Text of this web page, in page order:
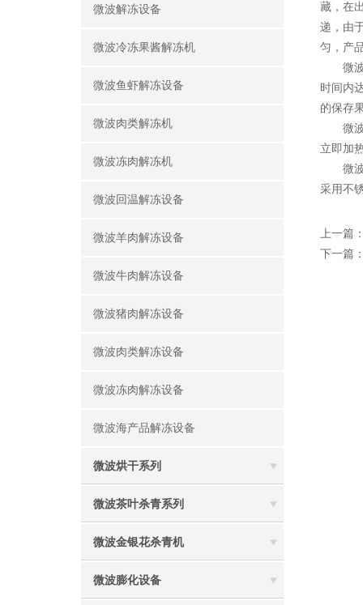
微波解冻设备
微波冷冻果酱解冻机
微波鱼虾解冻设备
微波肉类解冻机
微波冻肉解冻机
微波回温解冻设备
微波羊肉解冻设备
微波牛肉解冻设备
微波猪肉解冻设备
微波肉类解冻设备
微波冻肉解冻设备
微波海产品解冻设备
微波烘干系列
微波茶叶杀青系列
微波金银花杀青机
微波膨化设备
藏，在
递，由
匀，产
微波
时间内
的保存
微波
立即加
微波
采用不
上一篇
下一篇